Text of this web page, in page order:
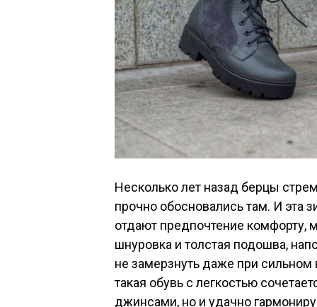
Несколько лет назад берцы
прочно обосновались там. И эта
отдают предпочтение комфорту,
шнуровка и толстая подошва,
не замерзнуть даже при сильном
такая обувь с легкостью
джинсами, но и удачно